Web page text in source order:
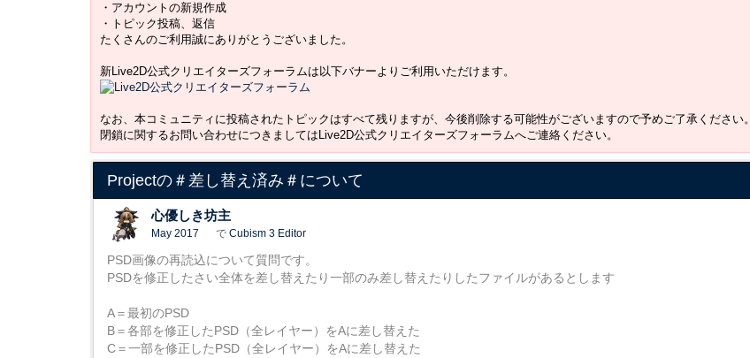
・アカウントの新規作成
・トピック投稿、返信
たくさんのご利用誠にありがとうございました。
新Live2D公式クリエイターズフォーラムは以下バナーよりご利用いただけます。
なお、本コミュニティに投稿されたトピックはすべて残りますが、今後削除する可能性がございますので予めご了承ください。
閉鎖に関するお問い合わせにつきましてはLive2D公式クリエイターズフォーラムへご連絡ください。
Projectの＃差し替え済み＃について
心優しき坊主
May 2017 で Cubism 3 Editor
PSD画像の再読込について質問です。
PSDを修正したさい全体を差し替えたり一部のみ差し替えたりしたファイルがあるとします
A＝最初のPSD
B＝各部を修正したPSD（全レイヤー）をAに差し替えた
C＝一部を修正したPSD（全レイヤー）をAに差し替えた